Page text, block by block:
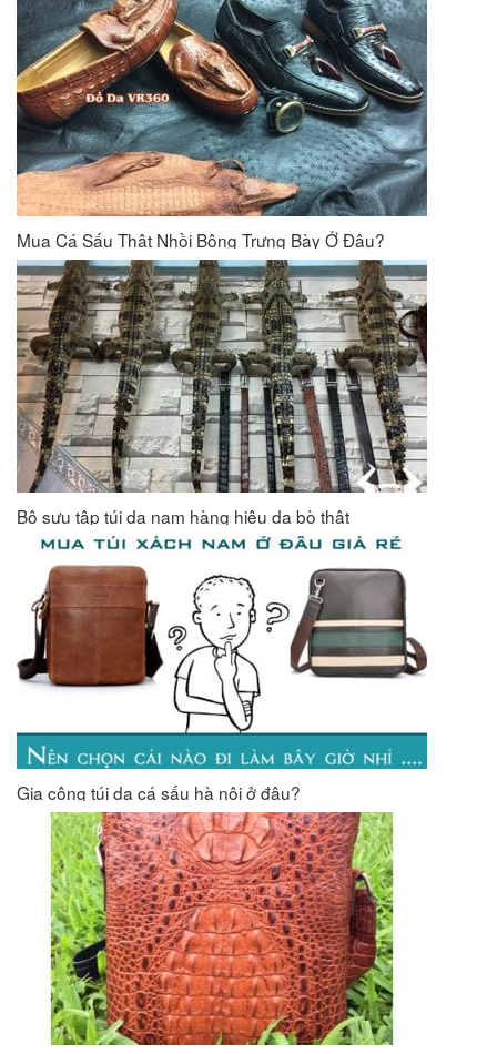
Mua Cá Sấu Thật Nhồi Bông Trưng Bày Ở Đâu?
Bộ sưu tập túi da nam hàng hiệu da bò thật
Gia công túi da cá sấu hà nội ở đâu?